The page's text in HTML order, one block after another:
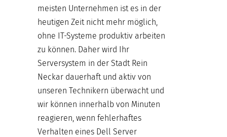
meisten Unternehmen ist es in der
heutigen Zeit nicht mehr möglich,
ohne IT-Systeme produktiv arbeiten
zu können. Daher wird Ihr
Serversystem in der Stadt Rein
Neckar dauerhaft und aktiv von
unseren Technikern überwacht und
wir können innerhalb von Minuten
reagieren, wenn fehlerhaftes
Verhalten eines Dell Server